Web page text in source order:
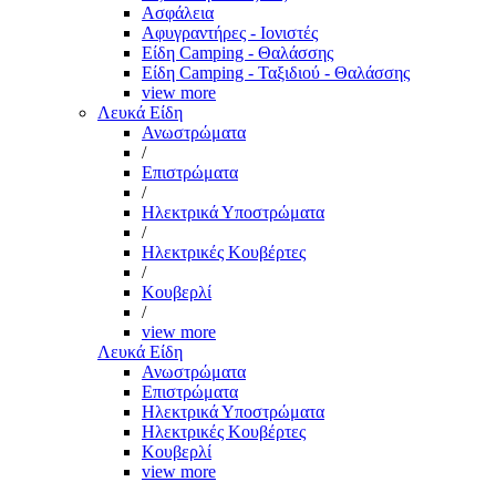
Ασφάλεια
Αφυγραντήρες - Ιονιστές
Είδη Camping - Θαλάσσης
Είδη Camping - Ταξιδιού - Θαλάσσης
view more
Λευκά Είδη
Ανωστρώματα
/
Επιστρώματα
/
Ηλεκτρικά Υποστρώματα
/
Ηλεκτρικές Κουβέρτες
/
Κουβερλί
/
view more
Λευκά Είδη
Ανωστρώματα
Επιστρώματα
Ηλεκτρικά Υποστρώματα
Ηλεκτρικές Κουβέρτες
Κουβερλί
view more